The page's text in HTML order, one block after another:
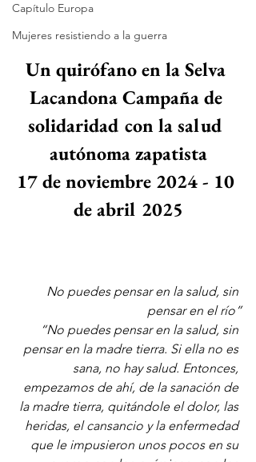
Capítulo Europa
Mujeres resistiendo a la guerra
Un quirófano en la Selva
Lacandona Campaña de
solidaridad con la salud
autónoma zapatista
17 de noviembre 2024 - 10
de abril 2025
No puedes pensar en la salud, sin
pensar en el río”
“No puedes pensar en la salud, sin
pensar en la madre tierra. Si ella no es
sana, no hay salud. Entonces,
empezamos de ahí, de la sanación de
la madre tierra, quitándole el dolor, las
heridas, el cansancio y la enfermedad
que le impusieron unos pocos en su